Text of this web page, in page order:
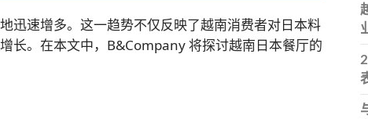
迅速增多。这一趋势不仅反映了越南消费者对日本料
长。在本文中，B&Company 将探讨越南日本餐厅的